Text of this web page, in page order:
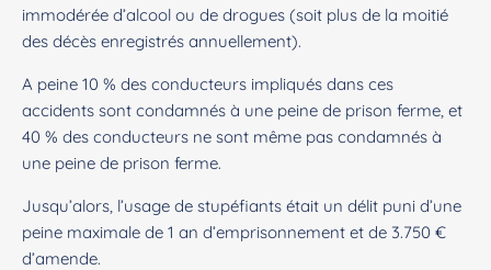
immodérée d’alcool ou de drogues (soit plus de la moitié
des décès enregistrés annuellement).
A peine 10 % des conducteurs impliqués dans ces
accidents sont condamnés à une peine de prison ferme, et
40 % des conducteurs ne sont même pas condamnés à
une peine de prison ferme.
Jusqu’alors, l’usage de stupéfiants était un délit puni d’une
peine maximale de 1 an d’emprisonnement et de 3.750 €
d’amende.